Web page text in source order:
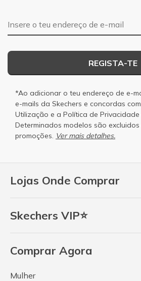
Lojas Onde Comprar
Skechers VIP⭐
Comprar Agora
Mulher
Endereço de e-mail
REGISTA-TE
*Ao adicionar o teu endereço de e-
e-mails da Skechers e concordas
Utilização e a Política de Privacidade
Determinados modelos são
promoções. Ver mais detalhes.